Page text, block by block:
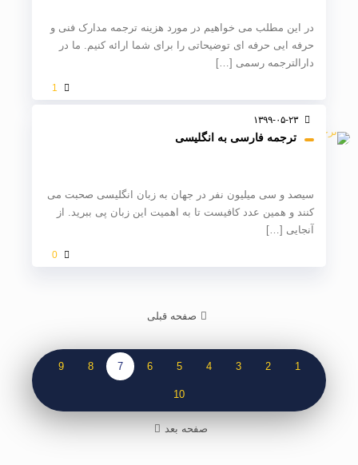
در این مطلب می خواهیم در مورد هزینه ترجمه مدارک فنی و
حرفه ایی حرفه ای توضیحاتی را برای شما ارائه کنیم. ما در
دارالترجمه رسمی […]
1
۱۳۹۹-۰۵-۲۳
ترجمه فارسی به انگلیسی
سیصد و سی میلیون نفر در جهان به زبان انگلیسی صحبت می
کنند و همین عدد کافیست تا به اهمیت این زبان پی ببرید. از
آنجایی […]
0
صفحه قبلی
1
2
3
4
5
6
7
8
9
10
صفحه بعد